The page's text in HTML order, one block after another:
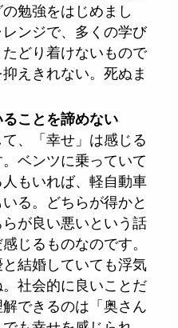
勉強をはじめまし
ンジで、多くの学び
どり着けないもので
えきれない。死ぬま
ことを諦めない
、「幸せ」は感じる
ベンツに乗っていて
もいれば、軽自動車
る。どちらが得かと
が良い悪いという話
じるものなのです。
結婚していても浮気
社会的に良いことだ
できるのは「奥さん